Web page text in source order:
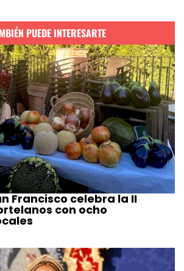
PUEDE INTERESARTE
Francisco celebra la II
con ocho